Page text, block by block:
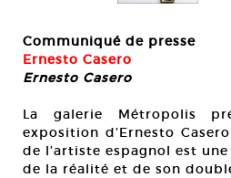
Communiqué de presse
Ernesto Casero
Ernesto Casero
La galerie Métropolis
exposition d’Ernesto
de l’artiste espagnol est
de la réalité et de son